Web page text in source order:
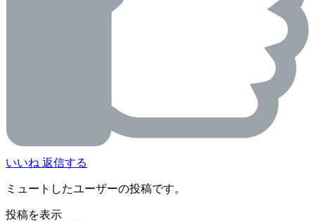
いいね 返信する
ミュートしたユーザーの投稿です。
投稿を表示